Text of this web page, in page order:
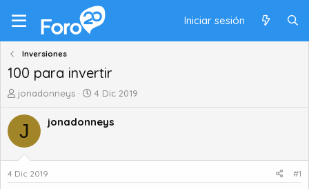
Iniciar sesión
Inversiones
100 para invertir
A
t
o
r
d
e
jonadonneys
F
c
d
4 Dic 2019
J jonadonneys
4 Dic 2019 #1